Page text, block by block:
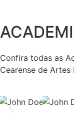
Confira todas as
Cearense de Artes